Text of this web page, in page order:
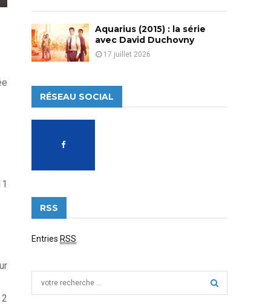
Aquarius (2015) : la série
avec David Duchovny
17 juillet 2026
RÉSEAU SOCIAL
RSS
Entries RSS